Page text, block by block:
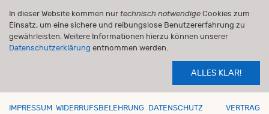
In dieser Website kommen nur technisch notwendige Cookies zum
Einsatz, um eine sichere und reibungslose Benutzererfahrung zu
gewährleisten. Weitere Informationen hierzu können unserer
Datenschutzerklärung entnommen werden.
ALLES KLAR!
IMPRESSUM WIDERRUFSBELEHRUNG DATENSCHUTZ
VERTRAG